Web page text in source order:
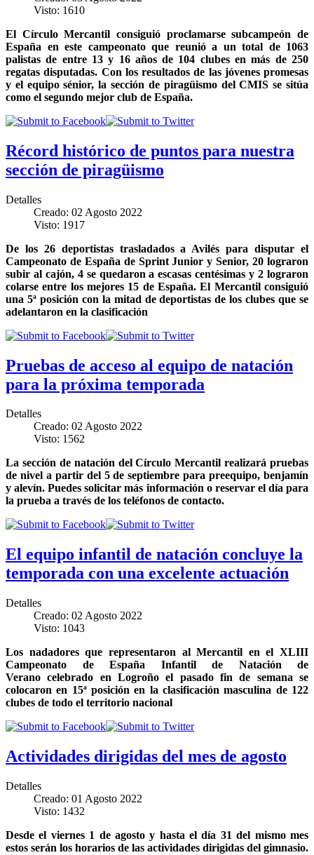
Visto: 1610
El Círculo Mercantil consiguió proclamarse subcampeón de
España en este campeonato que reunió a un total de 1063
palistas de entre 13 y 16 años de 104 clubes en más de 250
regatas disputadas. Con los resultados de las jóvenes promesas
y el equipo sénior, la sección de piragüismo del CMIS se sitúa
como el segundo mejor club de España.
Récord histórico de puntos para nuestra
sección de piragüismo
Detalles
Creado: 02 Agosto 2022
Visto: 1917
De los 26 deportistas trasladados a Avilés para disputar el
Campeonato de España de Sprint Junior y Senior, 20 lograron
subir al cajón, 4 se quedaron a escasas centésimas y 2 lograron
colarse entre los mejores 15 de España. El Mercantil consiguió
una 5ª posición con la mitad de deportistas de los clubes que se
adelantaron en la clasificación
Pruebas de acceso al equipo de natación
para la próxima temporada
Detalles
Creado: 02 Agosto 2022
Visto: 1562
La sección de natación del Círculo Mercantil realizará pruebas
de nivel a partir del 5 de septiembre para preequipo, benjamín
y alevín. Puedes solicitar más información o reservar el día para
la prueba a través de los teléfonos de contacto.
El equipo infantil de natación concluye la
temporada con una excelente actuación
Detalles
Creado: 02 Agosto 2022
Visto: 1043
Los nadadores que representaron al Mercantil en el XLIII
Campeonato de España Infantil de Natación de
Verano celebrado en Logroño el pasado fin de semana se
colocaron en 15ª posición en la clasificación masculina de 122
clubes de todo el territorio nacional
Actividades dirigidas del mes de agosto
Detalles
Creado: 01 Agosto 2022
Visto: 1432
Desde el viernes 1 de agosto y hasta el día 31 del mismo mes
estos serán los horarios de las actividades dirigidas del gimnasio.